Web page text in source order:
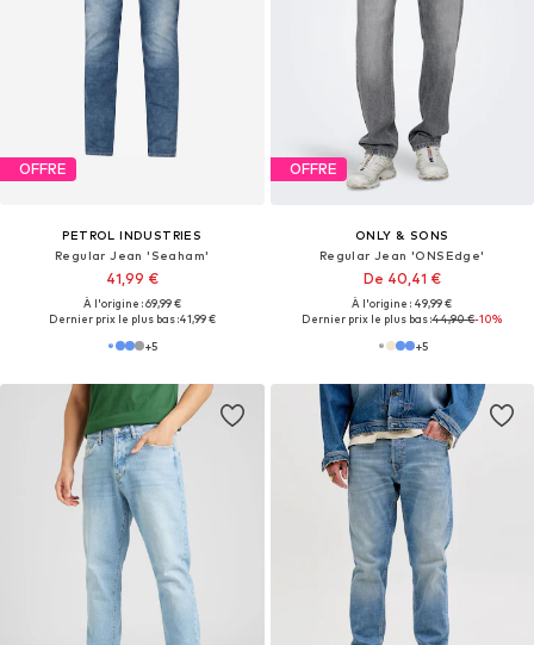
OFFRE
PETROL INDUSTRIES
Regular Jean 'Seaham'
41,99 €
À l'origine : 69,99 €
Dernier prix le plus bas :41,99 €
+5
OFFRE
ONLY & SONS
Regular Jean 'ONSEdge'
De 40,41 €
À l'origine : 49,99 €
Dernier prix le plus bas :44,90 €-10%
+5